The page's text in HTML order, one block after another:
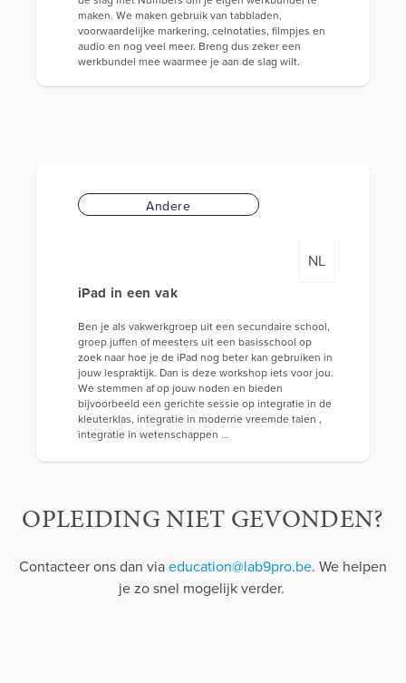
maken. We maken gebruik van tabbladen,
voorwaardelijke markering, celnotaties, filmpjes en
audio en nog veel meer. Breng dus zeker een
werkbundel mee waarmee je aan de slag wilt.
Andere
NL
iPad in een vak
Ben je als vakwerkgroep uit een secundaire school,
groep juffen of meesters uit een basisschool op
zoek naar hoe je de iPad nog beter kan gebruiken in
jouw lespraktijk. Dan is deze workshop iets voor jou.
We stemmen af op jouw noden en bieden
bijvoorbeeld een gerichte sessie op integratie in de
kleuterklas, integratie in moderne vreemde talen ,
integratie in wetenschappen …
OPLEIDING NIET GEVONDEN?
Contacteer ons dan viaeducation@lab9pro.be. We helpen
je zo snel mogelijk verder.